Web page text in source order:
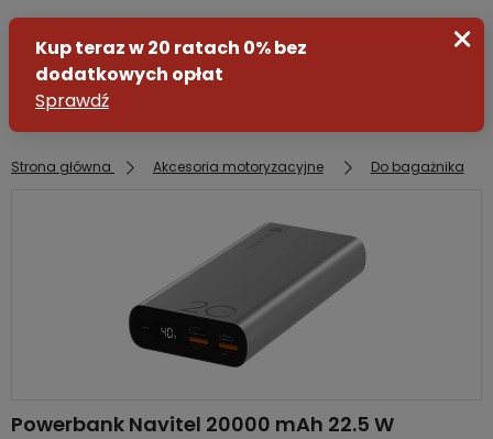
Załóż konto
Strona główna Akcesoria motoryzacyjne Do bagażnika
Powerbank Navitel 20000 mAh 22.5 W